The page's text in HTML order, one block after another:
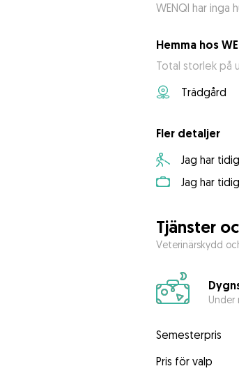
WENQI har inga
Hemma hos
Total storlek på
Trädgård
Fler detaljer
Jag har
Jag har
Tjänster
Veterinärskydd
Semesterpris
Pris för valp